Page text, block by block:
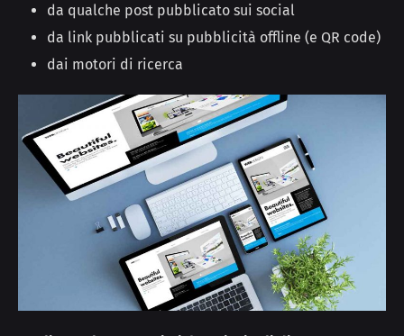
da qualche post pubblicato sui social
da link pubblicati su pubblicità offline (e QR code)
dai motori di ricerca